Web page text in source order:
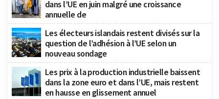
dans l’UE en juin malgré une croissance
annuelle de
Les électeurs islandais restent divisés sur la
question de l’adhésion à l’UE selon un
nouveau sondage
Les prix à la production industrielle baissent
dans la zone euro et dans l’UE, mais restent
en hausse en glissement annuel